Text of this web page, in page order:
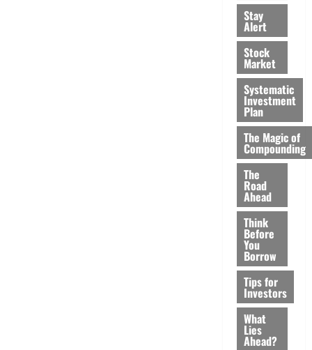
Stay
Alert
Stock
Market
Systematic
Investment
Plan
The Magic of
Compounding
The
Road
Ahead
Think
Before
You
Borrow
Tips for
Investors
What
Lies
Ahead?